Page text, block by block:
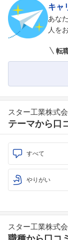
キャ
あな
人を
転
スター工業株式
テーマから口
すべて
やりがい
スター工業株式